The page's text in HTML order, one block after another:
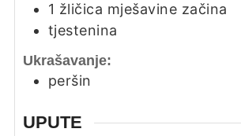
1 žličica mješavine začina
tjestenina
Ukrašavanje:
peršin
UPUTE